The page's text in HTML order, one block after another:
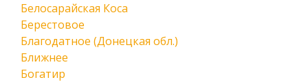
Белосарайская Коса
Берестовое
Благодатное (Донецкая обл.)
Ближнее
Богатир